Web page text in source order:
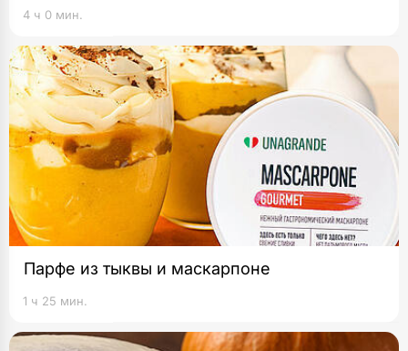
4 ч 0 мин.
Парфе из тыквы и маскарпоне
1 ч 25 мин.